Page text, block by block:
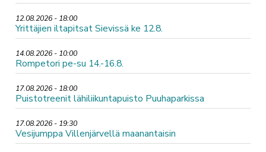
12.08.2026 - 18:00
Yrittäjien iltapitsat Sievissä ke 12.8.
14.08.2026 - 10:00
Rompetori pe-su 14.-16.8.
17.08.2026 - 18:00
Puistotreenit lähiliikuntapuisto Puuhaparkissa
17.08.2026 - 19:30
Vesijumppa Villenjärvellä maanantaisin